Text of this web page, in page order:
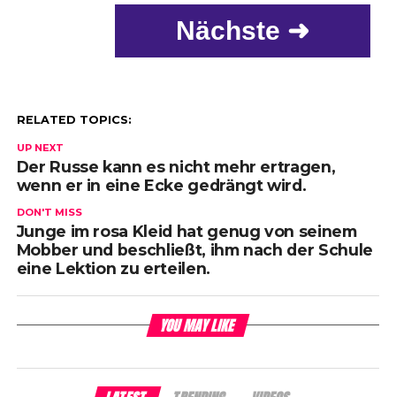
Nächste ➜
RELATED TOPICS:
UP NEXT
Der Russe kann es nicht mehr ertragen,
wenn er in eine Ecke gedrängt wird.
DON'T MISS
Junge im rosa Kleid hat genug von seinem
Mobber und beschließt, ihm nach der Schule
eine Lektion zu erteilen.
YOU MAY LIKE